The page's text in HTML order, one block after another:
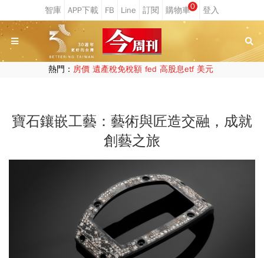
0
熱門： 房價 遺產稅免稅額 fed 高股息etf 美元
寶石鑲嵌工藝：藝術與匠造交融，成就
創藝之旅